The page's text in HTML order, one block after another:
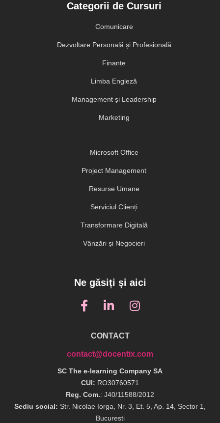
Categorii de Cursuri
Comunicare
Dezvoltare Personală și Profesională
Finanțe
Limba Engleză
Management și Leadership
Marketing
Microsoft Office
Project Management
Resurse Umane
Serviciul Clienți
Transformare Digitală
Vânzări și Negocieri
Ne găsiți și aici
CONTACT
contact@docentix.com
SC The e-learning Company SA
CUI: RO30760571
Reg. Com.: J40/11588/2012
Sediu social: Str. Nicolae Iorga, Nr. 3, Et. 5, Ap. 14, Sector 1,
Bucuresti